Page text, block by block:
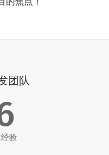
团队
验